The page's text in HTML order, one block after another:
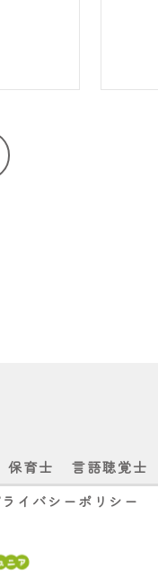
保育士 言語聴覚士
ライバシーポリシー